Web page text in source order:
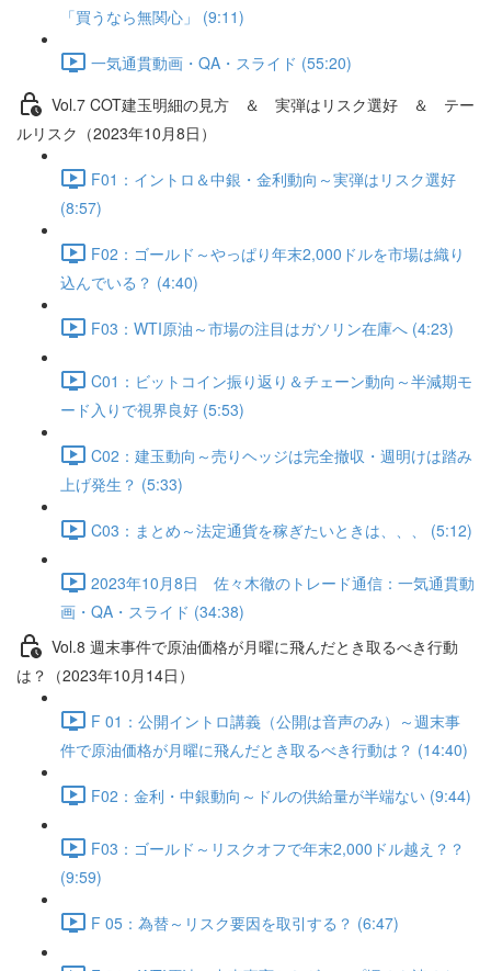
「買うなら無関心」 (9:11)
一気通貫動画・QA・スライド (55:20)
Vol.7 COT建⽟明細の⾒⽅ ＆ 実弾はリスク選好 ＆ テー
ルリスク（2023年10月8日）
F01：イントロ＆中銀・金利動向～実弾はリスク選好
(8:57)
F02：ゴールド～やっぱり年末2,000ドルを市場は織り
込んでいる？ (4:40)
F03：WTI原油～市場の注目はガソリン在庫へ (4:23)
C01：ビットコイン振り返り＆チェーン動向～半減期モ
ード入りで視界良好 (5:53)
C02：建玉動向～売りヘッジは完全撤収・週明けは踏み
上げ発生？ (5:33)
C03：まとめ～法定通貨を稼ぎたいときは、、、 (5:12)
2023年10月8日 佐々木徹のトレード通信：一気通貫動
画・QA・スライド (34:38)
Vol.8 週末事件で原油価格が月曜に飛んだとき取るべき行動
は？（2023年10月14日）
F 01：公開イントロ講義（公開は音声のみ）～週末事
件で原油価格が月曜に飛んだとき取るべき行動は？ (14:40)
F02：金利・中銀動向～ドルの供給量が半端ない (9:44)
F03：ゴールド～リスクオフで年末2,000ドル越え？？
(9:59)
F 05：為替～リスク要因を取引する？ (6:47)